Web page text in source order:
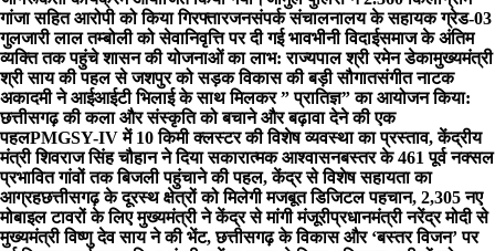
गांजा सहित आरोपी को किया गिरफ्तारजनसंपर्क संचालनालय के सहायक ग्रेड-03
गुलजारी लाल तम्बोली को सेवानिवृत्ति पर दी गई भावभीनी विदाईसमाज के अंतिम
व्यक्ति तक पहुंचे शासन की योजनाओं का लाभ: राज्यपाल श्री रमेन डेकामुख्यमंत्री
श्री साय की पहल से जशपुर को सड़क विकास की बड़ी सौगातसंगीत नाटक
अकादमी ने आईआईटी भिलाई के साथ मिलकर ” प्रातिज्ञ” का आयोजन किया:
छत्तीसगढ़ की कला और संस्कृति को बचाने और बढ़ावा देने की एक
पहलPMGSY-IV में 10 किमी क्लस्टर की विशेष व्यवस्था का प्रस्ताव, केंद्रीय
मंत्री शिवराज सिंह चौहान ने दिया सकारात्मक आश्वासनबस्तर के 461 पूर्व नक्सल
प्रभावित गांवों तक बिजली पहुंचाने की पहल, केंद्र से विशेष सहायता का
आग्रहछत्तीसगढ़ के दूरस्थ क्षेत्रों को मिलेगी मजबूत डिजिटल पहचान, 2,305 नए
मोबाइल टावरों के लिए मुख्यमंत्री ने केंद्र से मांगी मंजूरीप्रधानमंत्री नरेंद्र मोदी से
मुख्यमंत्री विष्णु देव साय ने की भेंट, छत्तीसगढ़ के विकास और ‘बस्तर विजन’ पर